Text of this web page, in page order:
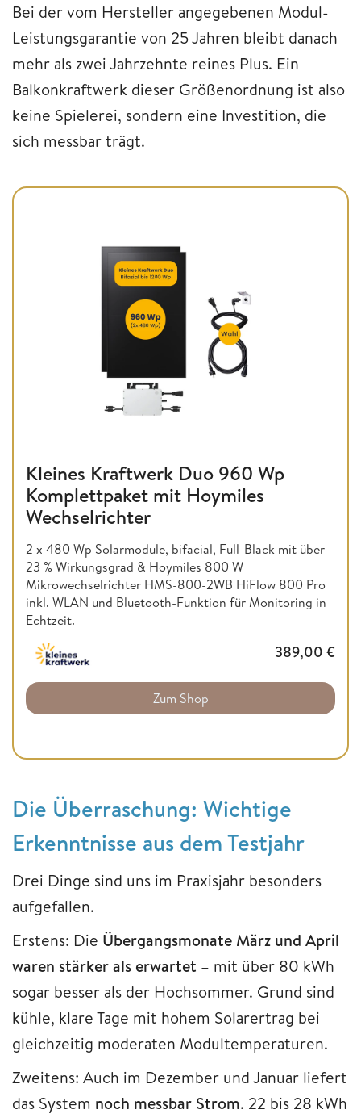
Bei der vom Hersteller angegebenen Modul-
Leistungsgarantie von 25 Jahren bleibt danach
mehr als zwei Jahrzehnte reines Plus. Ein
Balkonkraftwerk dieser Größenordnung ist also
keine Spielerei, sondern eine Investition, die
sich messbar trägt.
Kleines Kraftwerk Duo 960 Wp
Komplettpaket mit Hoymiles
Wechselrichter
2 x 480 Wp Solarmodule, bifacial, Full-Black mit über
23 % Wirkungsgrad & Hoymiles 800 W
Mikrowechselrichter HMS-800-2WB HiFlow 800 Pro
inkl. WLAN und Bluetooth-Funktion für Monitoring in
Echtzeit.
389,00 €
Zum Shop
Die Überraschung: Wichtige
Erkenntnisse aus dem Testjahr
Drei Dinge sind uns im Praxisjahr besonders
aufgefallen.
Erstens: Die Übergangsmonate März und April
waren stärker als erwartet – mit über 80 kWh
sogar besser als der Hochsommer. Grund sind
kühle, klare Tage mit hohem Solarertrag bei
gleichzeitig moderaten Modultemperaturen.
Zweitens: Auch im Dezember und Januar liefert
das System noch messbar Strom. 22 bis 28 kWh